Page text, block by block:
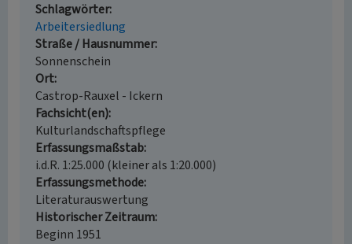
Schlagwörter
Arbeitersiedlung
Straße / Hausnummer
Sonnenschein
Ort
Castrop-Rauxel - Ickern
Fachsicht(en)
Kulturlandschaftspflege
Erfassungsmaßstab
i.d.R. 1:25.000 (kleiner als 1:20.000)
Erfassungsmethode
Literaturauswertung
Historischer Zeitraum
Beginn 1951